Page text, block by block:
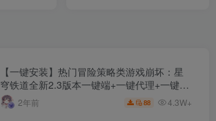
【一键安装】热门冒险策略类游戏崩坏：星
穹铁道全新2.3版本一键端+一键代理+一键启
动+免虚拟机
2年前 88 4.3W+